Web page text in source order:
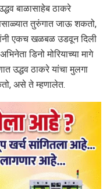
बाळासाहेब ठाकरे
तुरुंगात जाऊ शकतो,
एकच खळबळ उडवून दिली
डिनो मोरियाच्या मागे
उद्धव ठाकरे यांचा मुलगा
असे ते म्हणालेत.